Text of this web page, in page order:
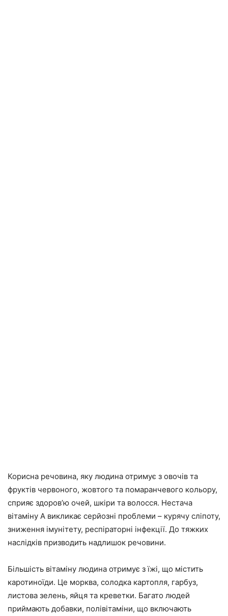
Корисна речовина, яку людина отримує з овочів та
фруктів червоного, жовтого та помаранчевого кольору,
сприяє здоров’ю очей, шкіри та волосся. Нестача
вітаміну А викликає серйозні проблеми – курячу сліпоту,
зниження імунітету, респіраторні інфекції. До тяжких
наслідків призводить надлишок речовини.
Більшість вітаміну людина отримує з їжі, що містить
каротиноїди. Це морква, солодка картопля, гарбуз,
листова зелень, яйця та креветки. Багато людей
приймають добавки, полівітаміни, що включають